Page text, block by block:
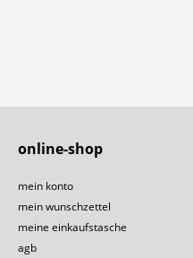
online-shop
mein konto
mein wunschzettel
meine einkaufstasche
agb